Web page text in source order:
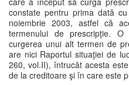
constate pentru prima dată
noiembrie 2003, astfel că
termenului de prescripţie.
curgerea unui alt termen de
are nici Raportul situaţiei de
260, vol.II), întrucât acesta
de la creditoare şi în care este